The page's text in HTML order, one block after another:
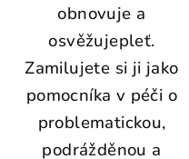
obnovuje a
osvěžujepleť.
Zamilujete si ji jako
pomocníka v péči o
problematickou,
podrážděnou a